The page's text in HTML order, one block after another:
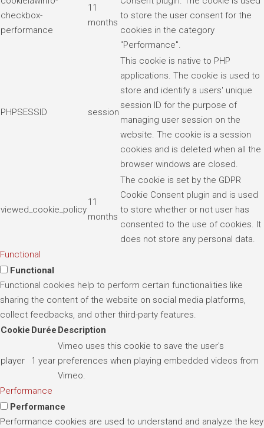
checkbox-
performance
11
months
to store the user consent for the
cookies in the category
"Performance".
PHPSESSID session
This cookie is native to PHP
applications. The cookie is used to
store and identify a users' unique
session ID for the purpose of
managing user session on the
website. The cookie is a session
cookies and is deleted when all the
browser windows are closed.
viewed_cookie_policy
11
months
The cookie is set by the GDPR
Cookie Consent plugin and is used
to store whether or not user has
consented to the use of cookies. It
does not store any personal data.
Functional
Functional
Functional cookies help to perform certain functionalities like
sharing the content of the website on social media platforms,
collect feedbacks, and other third-party features.
Cookie Durée Description
player 1 year
Vimeo uses this cookie to save the user's
preferences when playing embedded videos from
Vimeo.
Performance
Performance
Performance cookies are used to understand and analyze the key